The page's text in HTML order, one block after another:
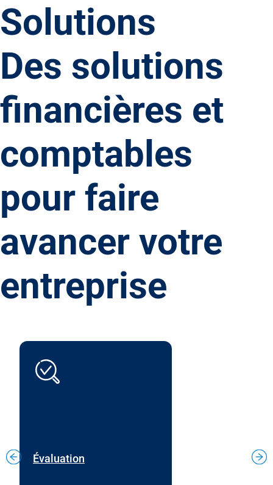
Solutions
Des solutions
financières et
comptables
pour faire
avancer votre
entreprise
Évaluation